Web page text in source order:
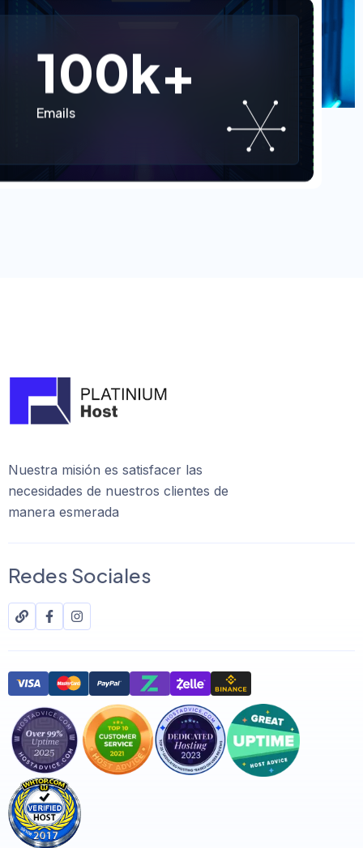
100k+
Emails
Nuestra misión es satisfacer las
necesidades de nuestros clientes de
manera esmerada
Redes Sociales